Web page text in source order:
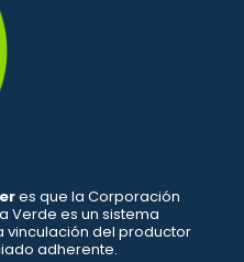
es que la Corporación
Verde es un sistema
vinculación del productor
adherente.